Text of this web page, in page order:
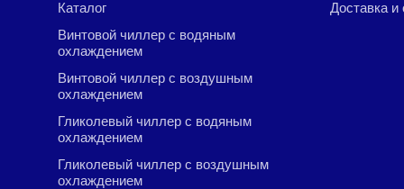
Каталог
Винтовой чиллер с водяным
охлаждением
Винтовой чиллер с воздушным
охлаждением
Гликолевый чиллер с водяным
охлаждением
Гликолевый чиллер с воздушным
охлаждением
Доставка и